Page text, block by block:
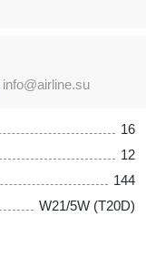
16
12
144
W21/5W (T20D)
info@airline.su